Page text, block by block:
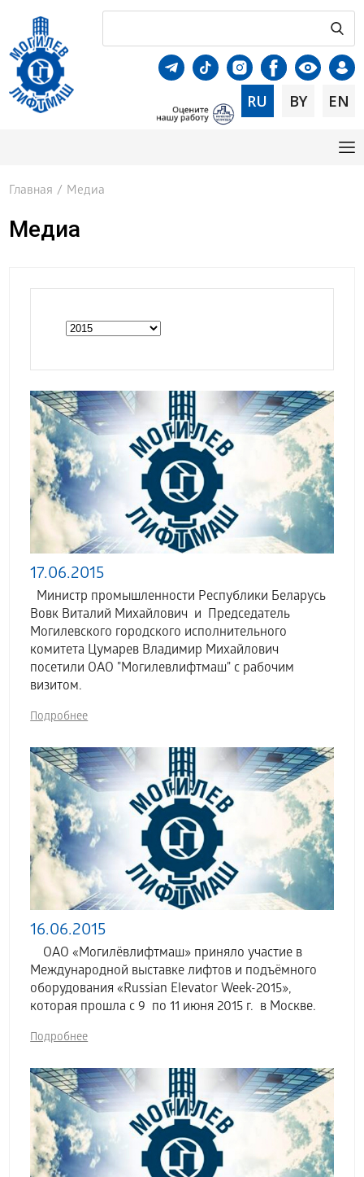
RU BY EN
Главная / Медиа
Медиа
17.06.2015
Министр промышленности Республики Беларусь
Вовк Виталий Михайлович и Председатель
Могилевского городского исполнительного
комитета Цумарев Владимир Михайлович
посетили ОАО "Могилевлифтмаш" с рабочим
визитом.
Подробнее
16.06.2015
ОАО «Могилёвлифтмаш» приняло участие в
Международной выставке лифтов и подъёмного
оборудования «Russian Elevator Week-2015»,
которая прошла с 9 по 11 июня 2015 г. в Москве.
Подробнее